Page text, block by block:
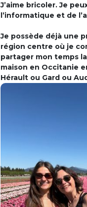
J’aime bricoler. Je
l’informatique et de
Je possède déjà une
région centre où je
partager mon temps
maison en Occitanie
Hérault ou Gard ou